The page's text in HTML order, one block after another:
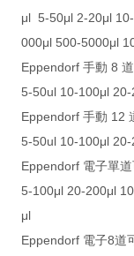
μl 5-50μl 2-20μl
000μl 500-5000μl
Eppendorf 手動 8
5-50ul 10-100μl
Eppendorf 手動 12
5-50ul 10-100μl
Eppendorf 電子單
5-100μl 20-200μl
μl
Eppendorf 電子8道